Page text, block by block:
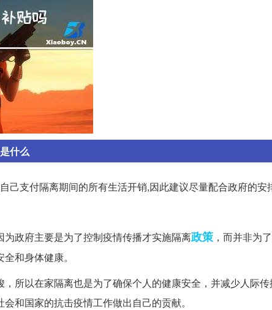
什么
己支付隔离期间的所有生活开销,因此建议尽量配合政府的
政府主要是为了控制疫情传播才实施隔离政策 ，而并非为
和身体健康。
所以在家隔离也是为了确保个人的健康安全，并减少人际
和国家的抗击疫情工作做出自己的贡献。